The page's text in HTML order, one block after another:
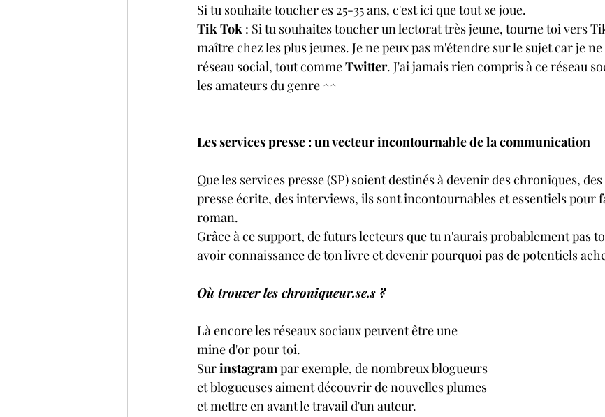
Si tu souhaite toucher es 25-35 ans, c'est ici que tout se joue.
Tik Tok : Si tu souhaites toucher un lectorat très jeune, tourne toi vers
maître chez les plus jeunes. Je ne peux pas m'étendre sur le sujet car je
réseau social, tout comme Twitter. J'ai jamais rien compris à ce réseau
les amateurs du genre ^^
Les services presse : un vecteur incontournable de la communication
Que les services presse (SP) soient destinés à devenir des chroniques,
presse écrite, des interviews, ils sont incontournables et essentiels pour
roman.
Grâce à ce support, de futurs lecteurs que tu n'aurais probablement pas
avoir connaissance de ton livre et devenir pourquoi pas de potentiels
Où trouver les chroniqueur.se.s ?
Là encore les réseaux sociaux peuvent être une
mine d'or pour toi.
Sur instagram par exemple, de nombreux blogueurs
et blogueuses aiment découvrir de nouvelles plumes
et mettre en avant le travail d'un auteur.